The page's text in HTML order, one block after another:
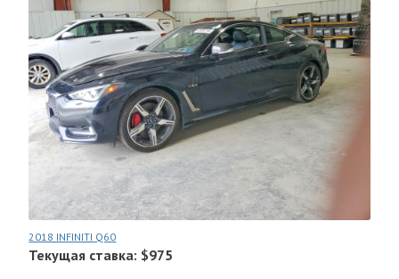
2018 INFINITI Q60
Текущая ставка: $975